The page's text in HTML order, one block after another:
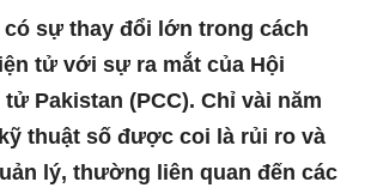
có sự thay đổi lớn trong cách
tử với sự ra mắt của Hội
Pakistan (PCC). Chỉ vài năm
thuật số được coi là rủi ro và
lý, thường liên quan đến các